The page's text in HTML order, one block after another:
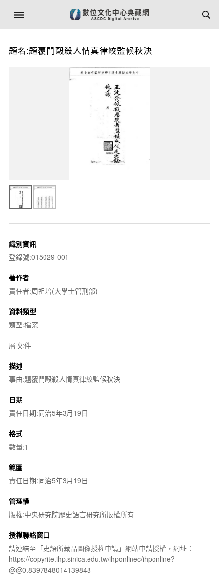
題名:題覆鬥毆殺人情真律絞監候秋決
識別資訊
登錄號:015029-001
著作者
責任者:周祖培(大學士管刑部)
資料類型
類型:檔案
層次:件
描述
事由:題覆鬥毆殺人情真律絞監候秋決
日期
責任日期:同治5年3月19日
格式
數量:1
範圍
責任日期:同治5年3月19日
管理權
版權:中央研究院歷史語言研究所版權所有
授權聯絡窗口
請連結至「史語所藏品圖像授權申請」網站申請授權，網址：
https://copyrite.ihp.sinica.edu.tw/ihponlinec/ihponline?
@@0.8397848014139848